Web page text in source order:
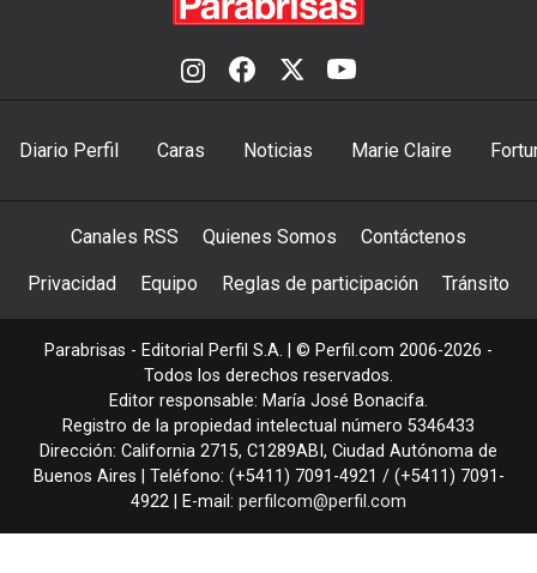
Diario Perfil Caras Noticias Marie Claire
Canales RSS Quienes Somos Contáctenos
Privacidad Equipo Reglas de participación Tránsito
Parabrisas - Editorial Perfil S.A. | © Perfil.com 2006-2026 -
Todos los derechos reservados.
Editor responsable: María José Bonacifa.
Registro de la propiedad intelectual número 5346433
Dirección: California 2715, C1289ABI , Ciudad Autónoma de
Buenos Aires | Teléfono: (+5411) 7091-4921 / (+5411) 7091-
4922 | E-mail: perfilcom@perfil.com